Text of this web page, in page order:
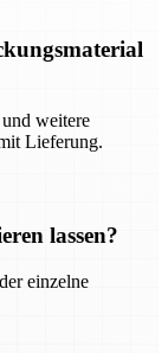
weitere
Lieferung.
lassen?
einzelne